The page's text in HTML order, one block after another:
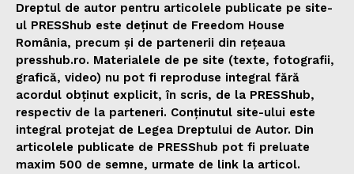
Dreptul de autor pentru articolele publicate pe site-
ul PRESShub este deținut de Freedom House
România, precum și de partenerii din rețeaua
presshub.ro. Materialele de pe site (texte, fotografii,
grafică, video) nu pot fi reproduse integral fără
acordul obținut explicit, în scris, de la PRESShub,
respectiv de la parteneri. Conținutul site-ului este
integral protejat de Legea Dreptului de Autor. Din
articolele publicate de PRESShub pot fi preluate
maxim 500 de semne, urmate de link la articol.